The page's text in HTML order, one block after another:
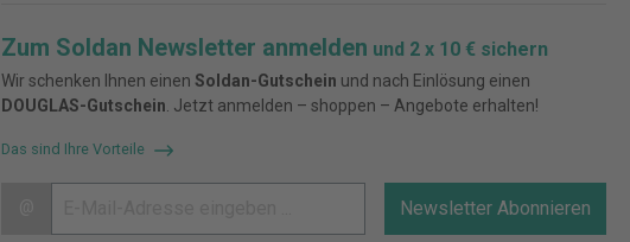
Zum Soldan Newsletter anmelden und 2 x 10 € sichern
Wir schenken Ihnen einen Soldan-Gutschein und nach Einlösung einen
DOUGLAS-Gutschein . Jetzt anmelden – shoppen – Angebote erhalten!
Das sind Ihre Vorteile
Newsletter Abonnieren